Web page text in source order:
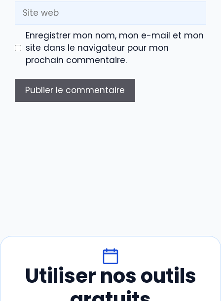
Site
web
Enregistrer mon nom, mon e-mail et mon
site dans le navigateur pour mon
prochain commentaire.
Utiliser nos outils